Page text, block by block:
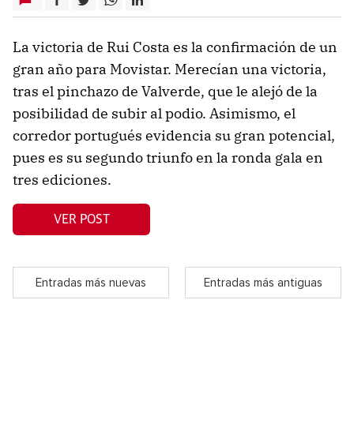
La victoria de Rui Costa es la confirmación de un
gran año para Movistar. Merecían una victoria,
tras el pinchazo de Valverde, que le alejó de la
posibilidad de subir al podio. Asimismo, el
corredor portugués evidencia su gran potencial,
pues es su segundo triunfo en la ronda gala en
tres ediciones.
VER POST
Entradas más nuevas Entradas más antiguas